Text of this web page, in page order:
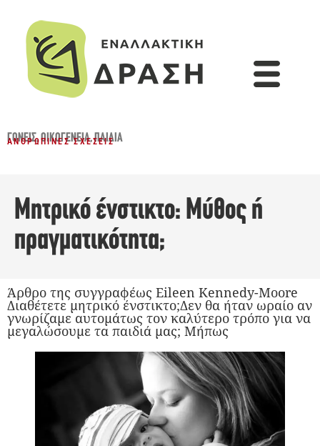
ΓΟΝΕΊΣ,ΟΙΚΟΓΈΝΕΙΑ,ΠΑΙΔΙΆ
ΑΝΘΡΏΠΙΝΕΣ ΣΧΈΣΕΙΣ
Μητρικό ένστικτο: Μύθος ή
πραγματικότητα;
Άρθρο της συγγραφέως Eileen Kennedy-Moore
Διαθέτετε μητρικό ένστικτο;Δεν θα ήταν ωραίο αν
γνωρίζαμε αυτομάτως τον καλύτερο τρόπο για να
μεγαλώσουμε τα παιδιά μας; Μήπως